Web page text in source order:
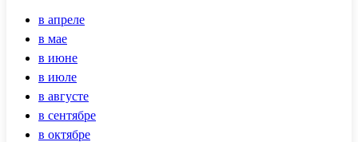
в апреле
в мае
в июне
в июле
в августе
в сентябре
в октябре